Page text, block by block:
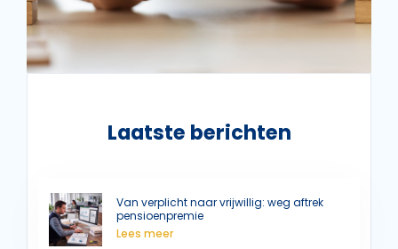
Laatste berichten
Van verplicht naar vrijwillig: weg aftrek
pensioenpremie
Lees meer